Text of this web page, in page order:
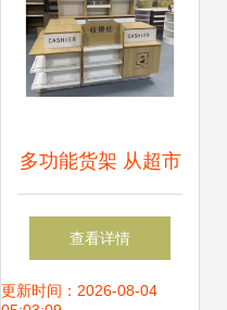
多功能货架 从超市
到药房，现代零售
的空间优化艺术
查看详情
更新时间：2026-08-04